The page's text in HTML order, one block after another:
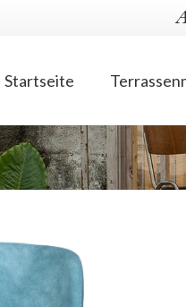
Startseite